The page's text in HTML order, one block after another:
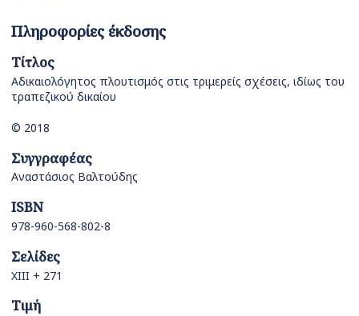
Πληροφορίες έκδοσης
Τίτλος
Αδικαιολόγητος πλουτισμός στις τριμερείς σχέσεις, ιδίως του
τραπεζικού δικαίου
© 2018
Συγγραφέας
Αναστάσιος Βαλτούδης
ISBN
978-960-568-802-8
Σελίδες
ΧΙΙΙ + 271
Τιμή